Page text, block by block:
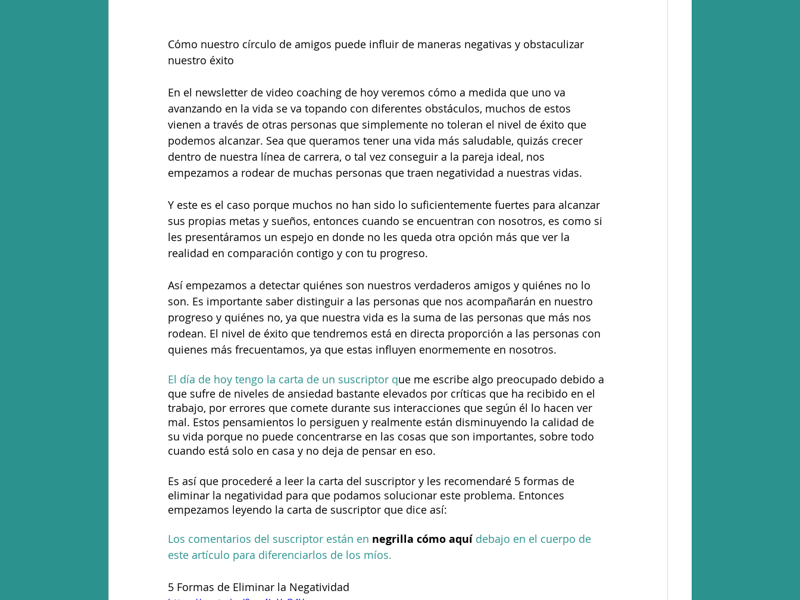
Cómo nuestro círculo de amigos puede influir de maneras negativas y obstaculizar
nuestro éxito
En el newsletter de video coaching de hoy veremos cómo a medida que uno va
avanzando en la vida se va topando con diferentes obstáculos, muchos de estos
vienen a través de otras personas que simplemente no toleran el nivel de éxito que
podemos alcanzar. Sea que queramos tener una vida más saludable, quizás crecer
dentro de nuestra línea de carrera, o tal vez conseguir a la pareja ideal, nos
empezamos a rodear de muchas personas que traen negatividad a nuestras vidas.
Y este es el caso porque muchos no han sido lo suficientemente fuertes para alcanzar
sus propias metas y sueños, entonces cuando se encuentran con nosotros, es como si
les presentáramos un espejo en donde no les queda otra opción más que ver la
realidad en comparación contigo y con tu progreso.
Así empezamos a detectar quiénes son nuestros verdaderos amigos y quiénes no lo
son. Es importante saber distinguir a las personas que nos acompañarán en nuestro
progreso y quiénes no, ya que nuestra vida es la suma de las personas que más nos
rodean. El nivel de éxito que tendremos está en directa proporción a las personas con
quienes más frecuentamos, ya que estas influyen enormemente en nosotros.
El día de hoy tengo la carta de un suscriptor que me escribe algo preocupado debido a
que sufre de niveles de ansiedad bastante elevados por críticas que ha recibido en el
trabajo, por errores que comete durante sus interacciones que según él lo hacen ver
mal. Estos pensamientos lo persiguen y realmente están disminuyendo la calidad de
su vida porque no puede concentrarse en las cosas que son importantes, sobre todo
cuando está solo en casa y no deja de pensar en eso.
Es así que procederé a leer la carta del suscriptor y les recomendaré 5 formas de
eliminar la negatividad para que podamos solucionar este problema. Entonces
empezamos leyendo la carta de suscriptor que dice así:
Los comentarios del suscriptor están en negrilla cómo aquí debajo en el cuerpo de
este artículo para diferenciarlos de los míos.
5 Formas de Eliminar la Negatividad